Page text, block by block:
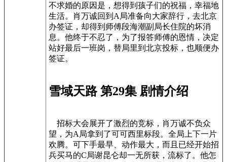
不求婚的原因是，想得到孩子们的祝福，幸福地
生活。肖万诚回到A局准备向大家辞行，去北京
办签证，却得到师傅段海潮副局长住院的坏消
息。他终于不忍了，为了报答师傅的恩情，决定
站好最后一班岗，替局里到北京投标，也顺便办
签证。
雪域天路 第29集 剧情介绍
招标大会展开了激烈的竞标，肖万诚不负众
望，为A局拿到了可可西里标段。全局上下一片
欢腾。可下手最早、动作最大，而且已经开始招
兵买马的C局谢昆仑却一无所获，流标了。他怎